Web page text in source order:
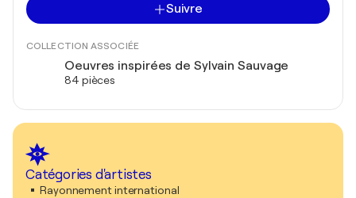
Suivre
COLLECTION ASSOCIÉE
Oeuvres inspirées de Sylvain Sauvage
84 pièces
Catégories d'artistes
Rayonnement international